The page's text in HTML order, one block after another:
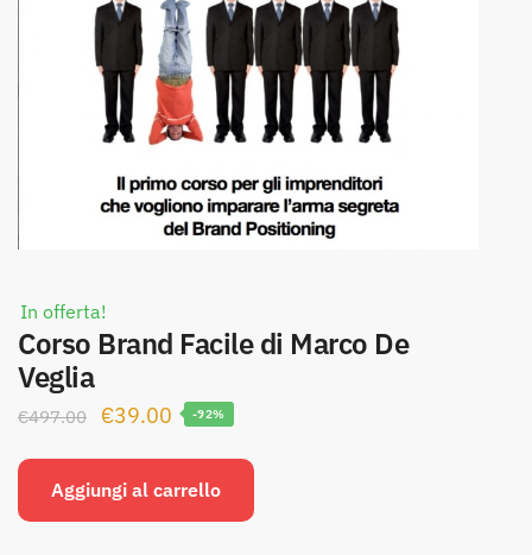
In offerta!
Corso Brand Facile di Marco De
Veglia
€497.00
Il
originale
€39.00 Il
attuale
-92%
Aggiungi al carrello